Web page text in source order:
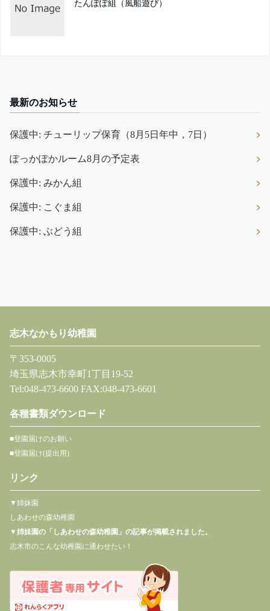
たんぽぽ組（風船遊び）
最新のお知らせ
保護中: チューリップ保育（8月5日年中，7日）
ぽっかぽかルーム8月の予定表
保護中: みかん組
保護中: こぐま組
保護中: ぶどう組
志木なかもり幼稚園
〒353-0005
埼玉県志木市幸町1丁目19-52
Tel:048-473-6600 FAX:048-473-6601
各種書類ダウンロード
■登園届けのお願い
■登園届け(提出用)
リンク
▼姉妹園
しあわせの森幼稚園
▼姉妹園の「しあわせの森幼稚園」の記事が掲載されました。
志木市のこんな幼稚園に通わせたい！